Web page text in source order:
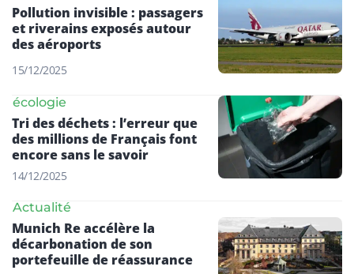
Pollution invisible : passagers
et riverains exposés autour
des aéroports
15/12/2025
écologie
Tri des déchets : l’erreur que
des millions de Français font
encore sans le savoir
14/12/2025
Actualité
Munich Re accélère la
décarbonation de son
portefeuille de réassurance